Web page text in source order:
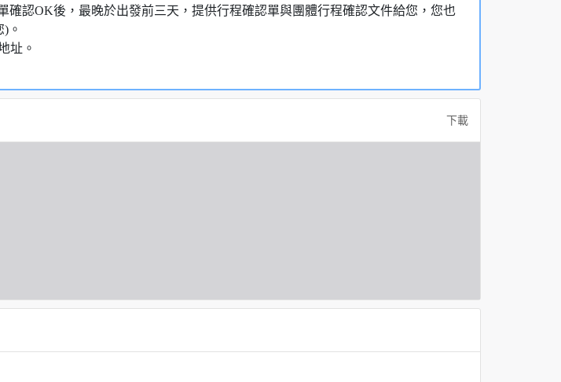
認OK後，最晚於出發前三天，提供行程確認單與團體行程確認文件給您，您也
。
址。
下載